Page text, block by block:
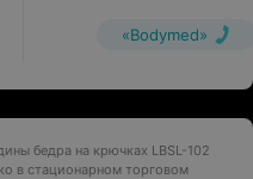
«Bodymed»
бедра на крючках LBSL-102
в стационарном торговом